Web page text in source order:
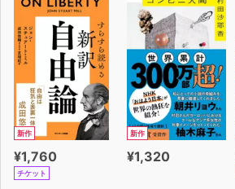
その複雑な関係を理解することで、
現代社会に宗教がどのような影響を
ることができます。
そして、宗派ごとに異なる葬儀や風
実際に生活の中で役立つ基礎知識も
な1冊です。
日本仏教の歴史と現在の姿を紐解く本
新作
¥1,760
チケット
新作
¥1,320